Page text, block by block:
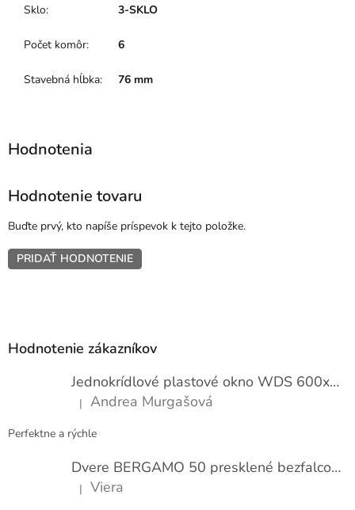
Sklo: 3-SKLO
Počet komôr: 6
Stavebná hĺbka: 76 mm
Hodnotenie tovaru
Buďte prvý, kto napíše príspevok k tejto položke.
PRIDAŤ HODNOTENIE
Hodnotenie zákazníkov
Jednokrídlové plastové okno WDS 600x1000
Hodnotenie produktu je 5 z 5 hviezdičiek.
| Andrea Murgašová
Perfektne a rýchle
Dvere BERGAMO 50 presklené bezfalcové EXTRA
Hodnotenie produktu je 5 z 5 hviezdičiek.
| Viera